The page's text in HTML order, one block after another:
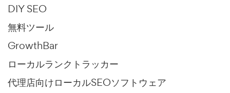
DIY SEO
無料ツール
GrowthBar
ローカルランクトラッカー
代理店向けローカルSEOソフトウェア